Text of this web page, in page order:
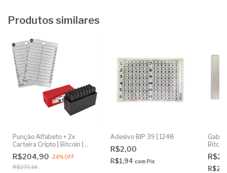
Produtos similares
Punção Alfabeto + 2x
Carteira Cripto | Bitcoin |
Inox
R$204,90 -24%OFF
R$271,16
Adesivo BIP 39 | 1248
R$2,00
R$1,94 com Pix